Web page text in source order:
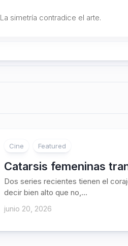
La simetría contradice el arte.
Cine Featured
Catarsis femeninas
Dos series recientes tienen el
decir bien alto que no,...
junio 20, 2026